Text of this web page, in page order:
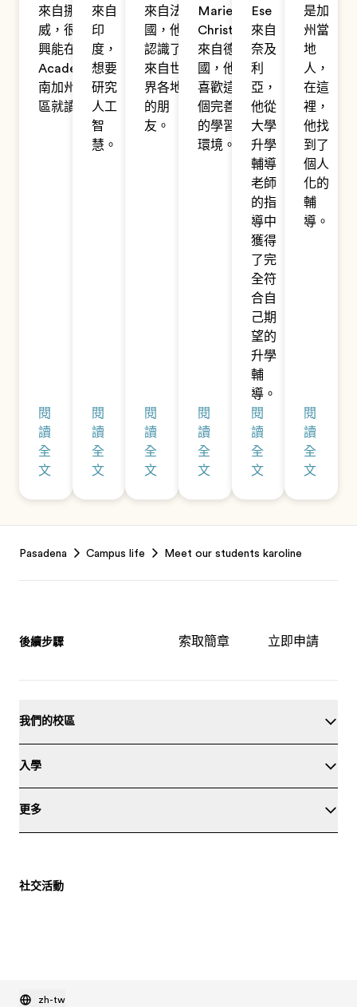
來自挪
威，很高
興能在EF
Academy
南加州校
區就讀。
閱
讀
全
文
來自
印
度，
想要
研究
人工
智
慧。
閱
讀
全
文
來自法
國，他
認識了
來自世
界各地
的朋
友。
閱
讀
全
文
Marie-
Christin
來自德
國，他
喜歡這
個完善
的學習
環境。
閱
讀
全
文
Ese
來自
奈及
利
亞，
他從
大學
升學
輔導
老師
的指
導中
獲得
了完
全符
合自
己期
望的
升學
輔
導。
閱
讀
全
文
是加
州當
地
人，
在這
裡，
他找
到了
個人
化的
輔
導。
閱
讀
全
文
Pasadena Campus life Meet our students karoline
後續步驟 索取簡章 立即申請
我們的校區
入學
更多
社交活動
zh-tw